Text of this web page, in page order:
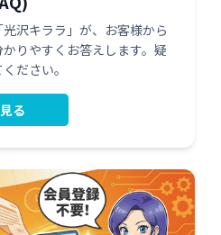
沢キララ」が、お客様から
りやすくお答えします。疑
ださい。
る